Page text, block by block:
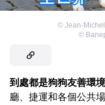
© Jean-
©
到處都是狗狗友善環境
廳、捷運和各個公共